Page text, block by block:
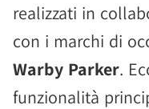
realizzati in
con i marchi di
Warby Parker.
funzionalità